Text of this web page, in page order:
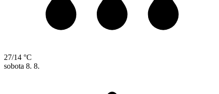
27/14 °C
sobota 8. 8.